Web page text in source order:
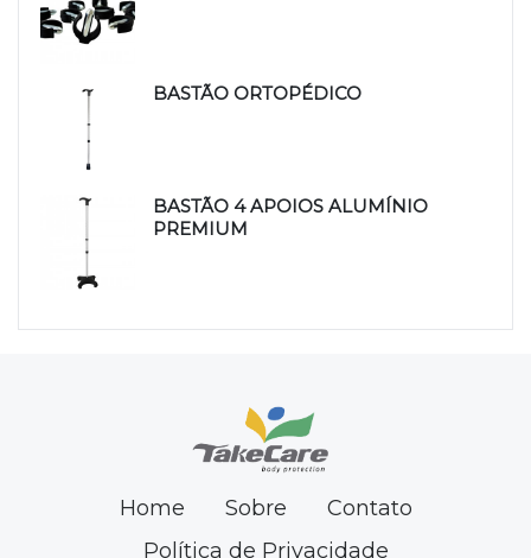
BASTÃO ORTOPÉDICO
BASTÃO 4 APOIOS ALUMÍNIO
PREMIUM
Home Sobre
Contato
Política de Privacidade